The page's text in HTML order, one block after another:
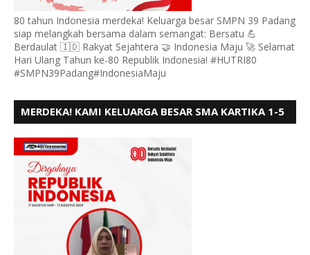
80 tahun Indonesia merdeka! Keluarga besar SMPN 39 Padang
siap melangkah bersama dalam semangat: Bersatu 💪
Berdaulat 🇮🇩 Rakyat Sejahtera 🤝 Indonesia Maju 🚀 Selamat
Hari Ulang Tahun ke-80 Republik Indonesia! #HUTRI80
#SMPN39Padang#IndonesiaMaju
MERDEKA! KAMI KELUARGA BESAR SMA KARTIKA 1-5
BERSATU BERD